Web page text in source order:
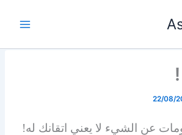
22/08/
عن الشيء لا يعني اتقانك له!